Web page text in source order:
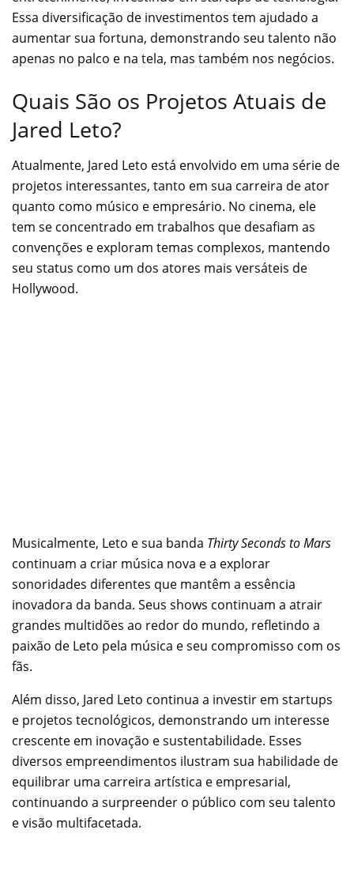
Essa diversificação de investimentos tem ajudado a
aumentar sua fortuna, demonstrando seu talento não
apenas no palco e na tela, mas também nos negócios.
Quais São os Projetos Atuais de
Jared Leto?
Atualmente, Jared Leto está envolvido em uma série de
projetos interessantes, tanto em sua carreira de ator
quanto como músico e empresário. No cinema, ele
tem se concentrado em trabalhos que desafiam as
convenções e exploram temas complexos, mantendo
seu status como um dos atores mais versáteis de
Hollywood.
Musicalmente, Leto e sua banda Thirty Seconds to Mars
continuam a criar música nova e a explorar
sonoridades diferentes que mantêm a essência
inovadora da banda. Seus shows continuam a atrair
grandes multidões ao redor do mundo, refletindo a
paixão de Leto pela música e seu compromisso com os
fãs.
Além disso, Jared Leto continua a investir em startups
e projetos tecnológicos, demonstrando um interesse
crescente em inovação e sustentabilidade. Esses
diversos empreendimentos ilustram sua habilidade de
equilibrar uma carreira artística e empresarial,
continuando a surpreender o público com seu talento
e visão multifacetada.